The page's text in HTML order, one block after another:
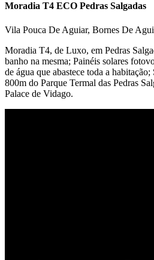
Moradia T4 ECO Pedras Salgadas
Vila Pouca De Aguiar, Bornes De
Moradia T4, de Luxo, em Pedras
banho na mesma; Painéis solares
de água que abastece toda a
800m do Parque Termal das Pedras
Palace de Vidago.